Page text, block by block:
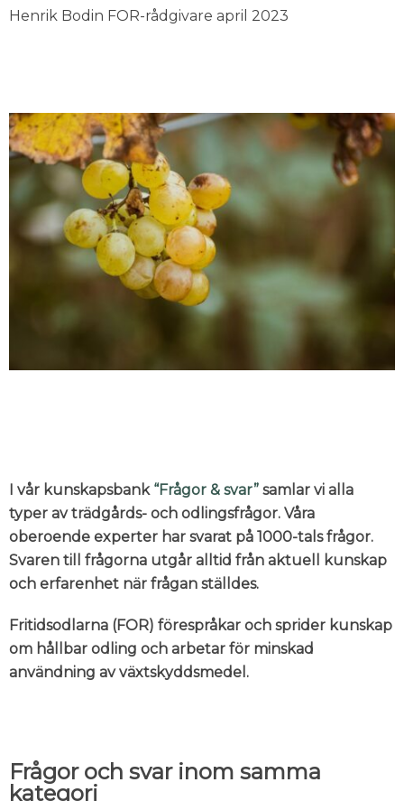
Henrik Bodin FOR-rådgivare april 2023
I vår kunskapsbank “Frågor & svar” samlar vi alla
typer av trädgårds- och odlingsfrågor. Våra
oberoende experter har svarat på 1000-tals frågor.
Svaren till frågorna utgår alltid från aktuell kunskap
och erfarenhet när frågan ställdes.
Fritidsodlarna (FOR) förespråkar och sprider kunskap
om hållbar odling och arbetar för minskad
användning av växtskyddsmedel.
Frågor och svar inom samma
kategori